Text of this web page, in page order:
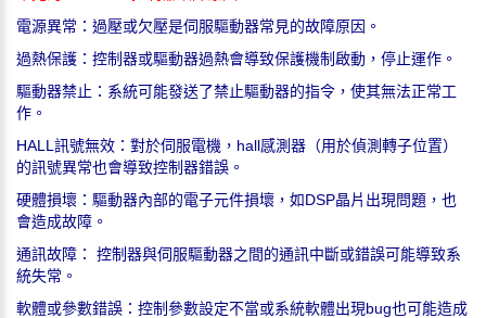
電源異常：過壓或欠壓是伺服驅動器常見的故障原因。
過熱保護：控制器或驅動器過熱會導致保護機制啟動，停止運作。
驅動器禁止：系統可能發送了禁止驅動器的指令，使其無法正常工
作。
HALL訊號無效：對於伺服電機，hall感測器（用於偵測轉子位置）
的訊號異常也會導致控制器錯誤。
硬體損壞：驅動器內部的電子元件損壞，如DSP晶片出現問題，也
會造成故障。
通訊故障： 控制器與伺服驅動器之間的通訊中斷或錯誤可能導致系
統失常。
軟體或參數錯誤：控制參數設定不當或系統軟體出現bug也可能造成